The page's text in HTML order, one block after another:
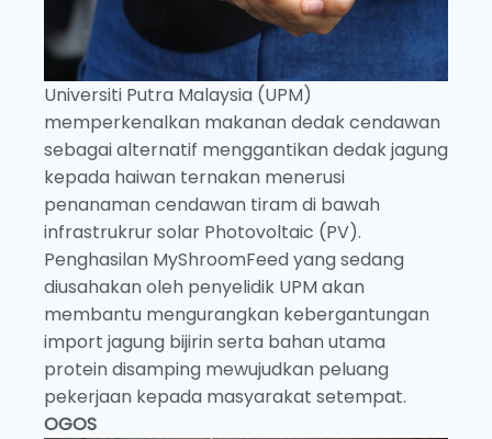
Universiti Putra Malaysia (UPM)
memperkenalkan makanan dedak cendawan
sebagai alternatif menggantikan dedak jagung
kepada haiwan ternakan menerusi
penanaman cendawan tiram di bawah
infrastrukrur solar Photovoltaic (PV).
Penghasilan MyShroomFeed yang sedang
diusahakan oleh penyelidik UPM akan
membantu mengurangkan kebergantungan
import jagung bijirin serta bahan utama
protein disamping mewujudkan peluang
pekerjaan kepada masyarakat setempat.
OGOS